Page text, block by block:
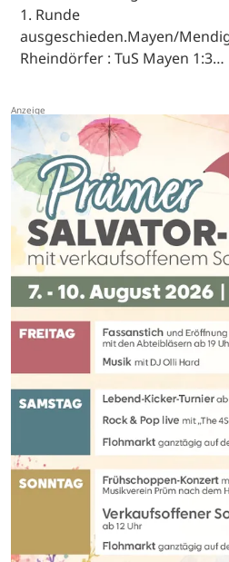
1. Runde
ausgeschieden.Mayen/
Rheindörfer : TuS Mayen 1:3…